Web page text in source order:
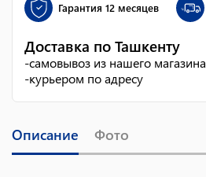
Гарантия 12 месяцев
Доставка по Ташкенту
-самовывоз из нашего магазина
-курьером по адресу
Описание Фото